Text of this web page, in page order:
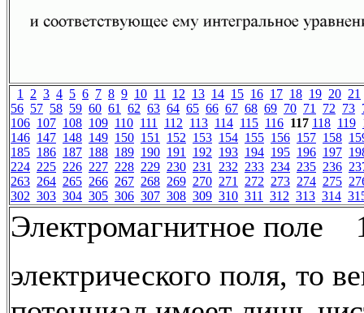
1 2 3 4 5 6 7 8 9 10 11 12 13 14 15 16 17 18 19 20 21
56 57 58 59 60 61 62 63 64 65 66 67 68 69 70 71 72 73
106 107 108 109 110 111 112 113 114 115 116 117 118 119
146 147 148 149 150 151 152 153 154 155 156 157 158
185 186 187 188 189 190 191 192 193 194 195 196 197
224 225 226 227 228 229 230 231 232 233 234 235 236
263 264 265 266 267 268 269 270 271 272 273 274 275
302 303 304 305 306 307 308 309 310 311 312 313 314
Электромагнитное поле
электрического поля, то